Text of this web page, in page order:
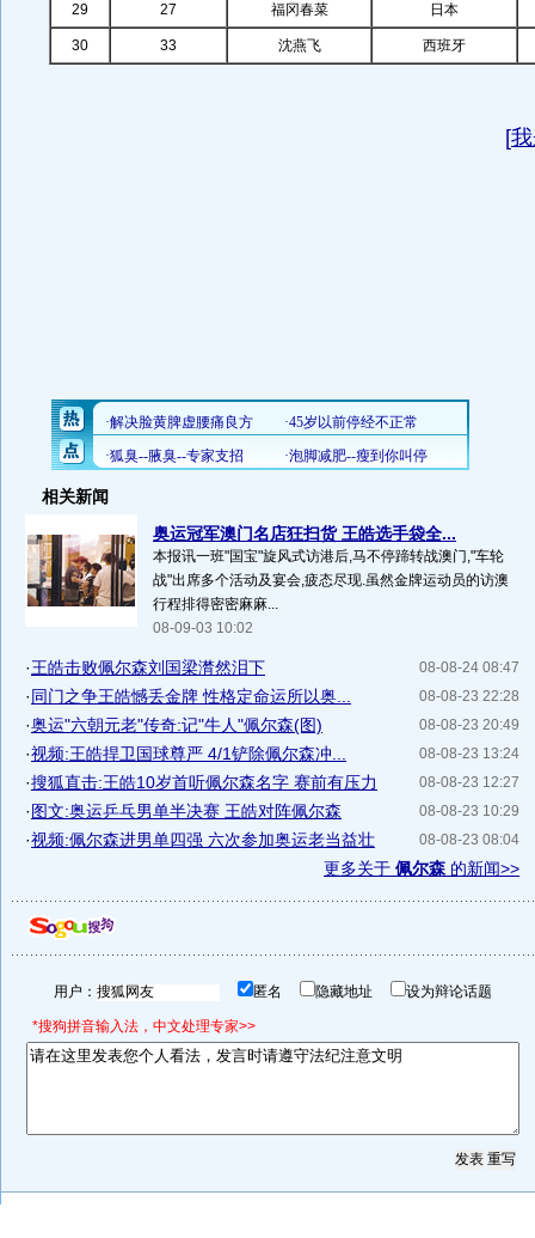
29 27 福冈春菜 日本
30 33 沈燕飞 西班牙
[
相关新闻
奥运冠军澳门名店狂扫货 王皓选手袋全...
本报讯一班"国宝"旋风式访港后,马不停蹄转战澳门,"车轮
战"出席多个活动及宴会,疲态尽现.虽然金牌运动员的访澳
行程排得密密麻麻...
08-09-03 10:02
08-08-24 08:47
·王皓击败佩尔森刘国梁潸然泪下
08-08-23 22:28
·同门之争王皓憾丢金牌 性格定命运所以奥...
08-08-23 20:49
·奥运"六朝元老"传奇:记"牛人"佩尔森(图)
08-08-23 13:24
·视频:王皓捍卫国球尊严 4/1铲除佩尔森冲...
08-08-23 12:27
·搜狐直击:王皓10岁首听佩尔森名字 赛前有压力
08-08-23 10:29
·图文:奥运乒乓男单半决赛 王皓对阵佩尔森
08-08-23 08:04
·视频:佩尔森进男单四强 六次参加奥运老当益壮
更多关于 佩尔森 的新闻>>
用户： 匿名 隐藏地址 设为辩论话题
*搜狗拼音输入法，中文处理专家>>